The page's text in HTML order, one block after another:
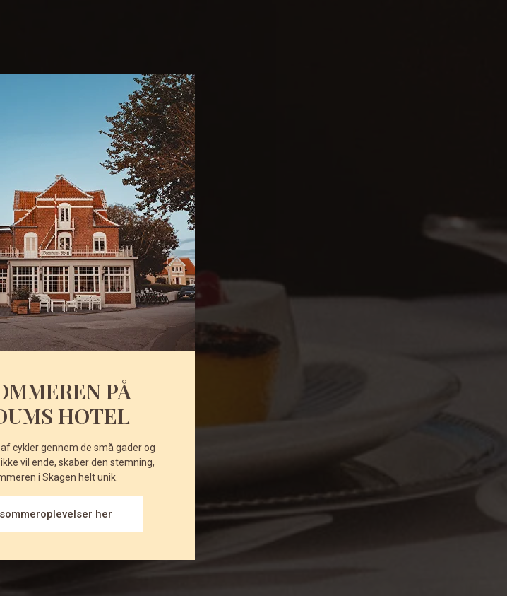
PÅ
HOTEL
cykler gennem de små gader og
vil ende, skaber den stemning,
i Skagen helt unik.
her